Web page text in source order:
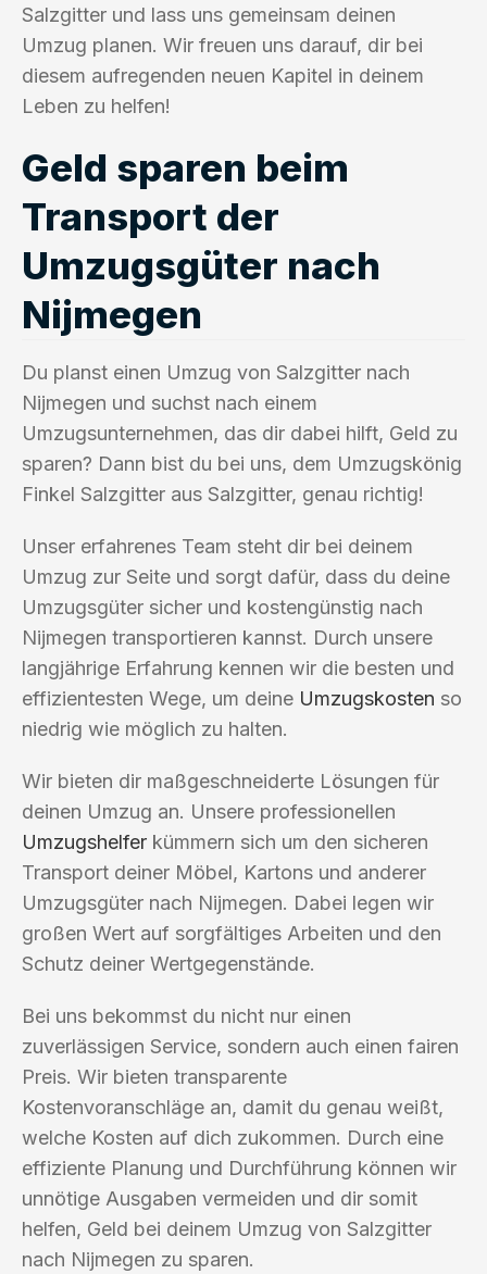
Salzgitter und lass uns gemeinsam deinen
Umzug planen. Wir freuen uns darauf, dir bei
diesem aufregenden neuen Kapitel in deinem
Leben zu helfen!
Geld sparen beim
Transport der
Umzugsgüter nach
Nijmegen
Du planst einen Umzug von Salzgitter nach
Nijmegen und suchst nach einem
Umzugsunternehmen, das dir dabei hilft, Geld zu
sparen? Dann bist du bei uns, dem Umzugskönig
Finkel Salzgitter aus Salzgitter, genau richtig!
Unser erfahrenes Team steht dir bei deinem
Umzug zur Seite und sorgt dafür, dass du deine
Umzugsgüter sicher und kostengünstig nach
Nijmegen transportieren kannst. Durch unsere
langjährige Erfahrung kennen wir die besten und
effizientesten Wege, um deine Umzugskosten so
niedrig wie möglich zu halten.
Wir bieten dir maßgeschneiderte Lösungen für
deinen Umzug an. Unsere professionellen
Umzugshelfer kümmern sich um den sicheren
Transport deiner Möbel, Kartons und anderer
Umzugsgüter nach Nijmegen. Dabei legen wir
großen Wert auf sorgfältiges Arbeiten und den
Schutz deiner Wertgegenstände.
Bei uns bekommst du nicht nur einen
zuverlässigen Service, sondern auch einen fairen
Preis. Wir bieten transparente
Kostenvoranschläge an, damit du genau weißt,
welche Kosten auf dich zukommen. Durch eine
effiziente Planung und Durchführung können wir
unnötige Ausgaben vermeiden und dir somit
helfen, Geld bei deinem Umzug von Salzgitter
nach Nijmegen zu sparen.